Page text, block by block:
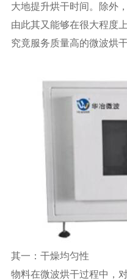
大地提升烘干时间。除外
由此其又能够在很大程度
究竟服务质量高的微波烘
其一：干燥均匀性
物料在微波烘干过程中，